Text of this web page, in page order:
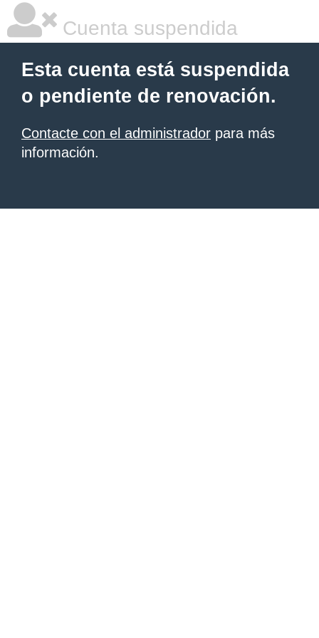
Cuenta suspendida
Esta cuenta está suspendida
o pendiente de renovación.
Contacte con el administrador para más
información.